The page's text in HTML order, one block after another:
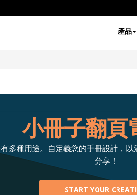
產品
小冊子翻頁
多種用途。自定義您的手冊設計，
分享！
START YOUR